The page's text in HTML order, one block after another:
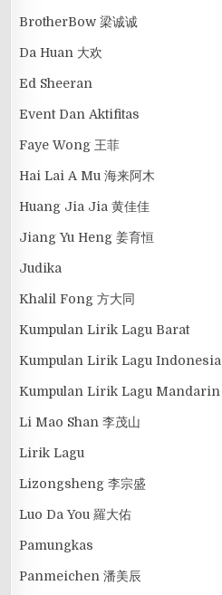
BrotherBow 梁诚诚
Da Huan 大欢
Ed Sheeran
Event Dan Aktifitas
Faye Wong 王菲
Hai Lai A Mu 海来阿木
Huang Jia Jia 黄佳佳
Jiang Yu Heng 姜育恒
Judika
Khalil Fong 方大同
Kumpulan Lirik Lagu Barat
Kumpulan Lirik Lagu Indonesia
Kumpulan Lirik Lagu Mandarin
Li Mao Shan 李茂山
Lirik Lagu
Lizongsheng 李宗盛
Luo Da You 羅大佑
Pamungkas
Panmeichen 潘美辰